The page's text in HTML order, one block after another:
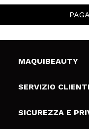
MAQUIBEAUTY
Chi siamo
Gift Cards
SERVIZIO CLIENTI
Spedizioni & Resi
SICUREZZA E